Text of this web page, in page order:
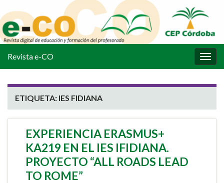
la
Revista e-CO
ETIQUETA: IES FIDIANA
EXPERIENCIA ERASMUS+
KA219 EN EL IES IFIDIANA.
PROYECTO “ALL ROADS LEAD
TO ROME”